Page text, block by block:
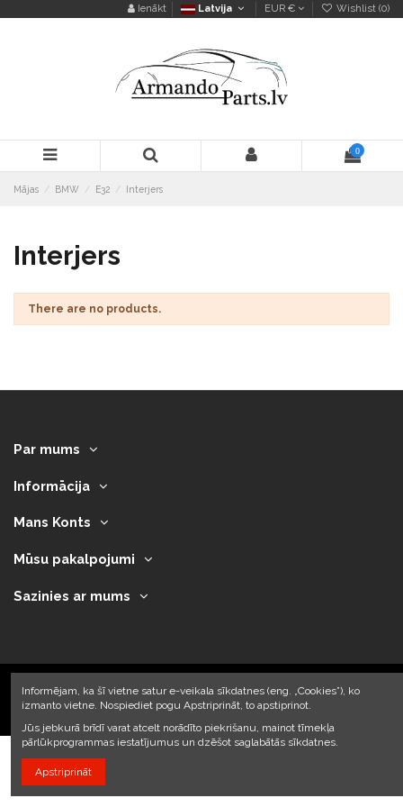
Ienākt Latvija EUR € Wishlist (0)
0
Mājas BMW E32 Interjers
Interjers
There are no products.
Par mums
Informācija
Mans Konts
Mūsu pakalpojumi
Sazinies ar mums
2023 © Armando Auto SIA
Informējam, ka šī vietne satur e-veikala sīkdatnes (eng. „Cookies”), ko
izmanto vietne. Nospiediet pogu Apstriprināt, to apstiprinot.
Jūs jebkurā brīdī varat atcelt norādīto piekrišanu, mainot tīmekļa
pārlūkprogrammas iestatījumus un dzēšot saglabātās sīkdatnes.
Apstriprināt